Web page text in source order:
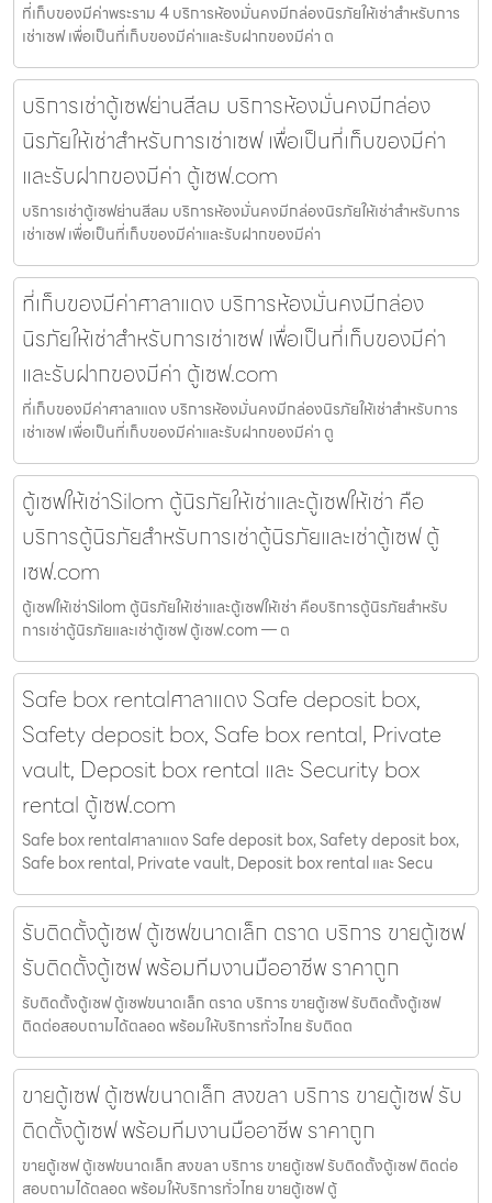
ที่เก็บของมีค่าพระราม 4 บริการห้องมั่นคงมีกล่องนิรภัยให้เช่าสำหรับการ
เช่าเซฟ เพื่อเป็นที่เก็บของมีค่าและรับฝากของมีค่า ต
บริการเช่าตู้เซฟย่านสีลม บริการห้องมั่นคงมีกล่อง
นิรภัยให้เช่าสำหรับการเช่าเซฟ เพื่อเป็นที่เก็บของมีค่า
และรับฝากของมีค่า ตู้เซฟ.com
บริการเช่าตู้เซฟย่านสีลม บริการห้องมั่นคงมีกล่องนิรภัยให้เช่าสำหรับการ
เช่าเซฟ เพื่อเป็นที่เก็บของมีค่าและรับฝากของมีค่า
ที่เก็บของมีค่าศาลาแดง บริการห้องมั่นคงมีกล่อง
นิรภัยให้เช่าสำหรับการเช่าเซฟ เพื่อเป็นที่เก็บของมีค่า
และรับฝากของมีค่า ตู้เซฟ.com
ที่เก็บของมีค่าศาลาแดง บริการห้องมั่นคงมีกล่องนิรภัยให้เช่าสำหรับการ
เช่าเซฟ เพื่อเป็นที่เก็บของมีค่าและรับฝากของมีค่า ตู
ตู้เซฟให้เช่าSilom ตู้นิรภัยให้เช่าและตู้เซฟให้เช่า คือ
บริการตู้นิรภัยสำหรับการเช่าตู้นิรภัยและเช่าตู้เซฟ ตู้
เซฟ.com
ตู้เซฟให้เช่าSilom ตู้นิรภัยให้เช่าและตู้เซฟให้เช่า คือบริการตู้นิรภัยสำหรับ
การเช่าตู้นิรภัยและเช่าตู้เซฟ ตู้เซฟ.com — ต
Safe box rentalศาลาแดง Safe deposit box,
Safety deposit box, Safe box rental, Private
vault, Deposit box rental และ Security box
rental ตู้เซฟ.com
Safe box rentalศาลาแดง Safe deposit box, Safety deposit box,
Safe box rental, Private vault, Deposit box rental และ Secu
รับติดตั้งตู้เซฟ ตู้เซฟขนาดเล็ก ตราด บริการ ขายตู้เซฟ
รับติดตั้งตู้เซฟ พร้อมทีมงานมืออาชีพ ราคาถูก
รับติดตั้งตู้เซฟ ตู้เซฟขนาดเล็ก ตราด บริการ ขายตู้เซฟ รับติดตั้งตู้เซฟ
ติดต่อสอบถามได้ตลอด พร้อมให้บริการทั่วไทย รับติดต
ขายตู้เซฟ ตู้เซฟขนาดเล็ก สงขลา บริการ ขายตู้เซฟ รับ
ติดตั้งตู้เซฟ พร้อมทีมงานมืออาชีพ ราคาถูก
ขายตู้เซฟ ตู้เซฟขนาดเล็ก สงขลา บริการ ขายตู้เซฟ รับติดตั้งตู้เซฟ ติดต่อ
สอบถามได้ตลอด พร้อมให้บริการทั่วไทย ขายตู้เซฟ ตู้